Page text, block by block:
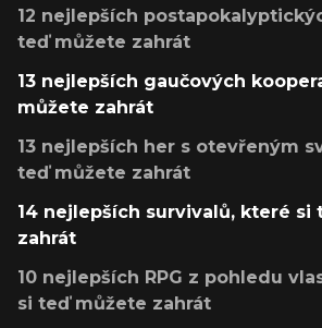
12 nejlepších
teď můžete zahrát
13 nejlepších gaučových
můžete zahrát
13 nejlepších her s otevřeným
teď můžete zahrát
14 nejlepších survivalů, které si
zahrát
10 nejlepších RPG z pohledu
si teď můžete zahrát